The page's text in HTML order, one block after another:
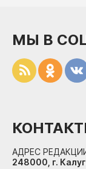
МЫ В
АДРЕС
248000, г.